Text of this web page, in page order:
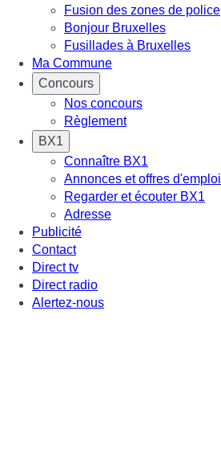
Fusion des zones de police
Bonjour Bruxelles
Fusillades à Bruxelles
Ma Commune
Concours
Nos concours
Règlement
BX1
Connaître BX1
Annonces et offres d'emploi
Regarder et écouter BX1
Adresse
Publicité
Contact
Direct tv
Direct radio
Alertez-nous